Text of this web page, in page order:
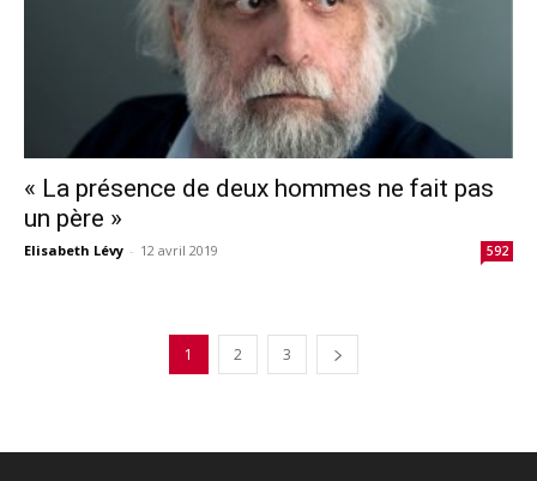
« La présence de deux hommes ne fait pas
un père »
Elisabeth Lévy - 12 avril 2019 592
1 2 3